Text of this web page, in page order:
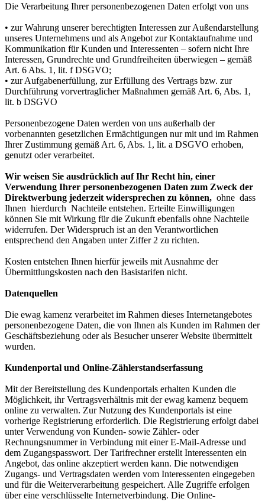
Die Verarbeitung Ihrer personenbezogenen Daten erfolgt von uns
• zur Wahrung unserer berechtigten Interessen zur Außendarstellung
unseres Unternehmens und als Angebot zur Kontaktaufnahme und
Kommunikation für Kunden und Interessenten – sofern nicht Ihre
Interessen, Grundrechte und Grundfreiheiten überwiegen – gemäß
Art. 6 Abs. 1, lit. f DSGVO;
• zur Aufgabenerfüllung, zur Erfüllung des Vertrags bzw. zur
Durchführung vorvertraglicher Maßnahmen gemäß Art. 6, Abs. 1,
lit. b DSGVO
Personenbezogene Daten werden von uns außerhalb der
vorbenannten gesetzlichen Ermächtigungen nur mit und im Rahmen
Ihrer Zustimmung gemäß Art. 6, Abs. 1, lit. a DSGVO erhoben,
genutzt oder verarbeitet.
Wir weisen Sie ausdrücklich auf Ihr Recht hin, einer
Verwendung Ihrer personenbezogenen Daten zum Zweck der
Direktwerbung jederzeit widersprechen zu können, ohne dass
Ihnen hierdurch Nachteile entstehen. Erteilte Einwilligungen
können Sie mit Wirkung für die Zukunft ebenfalls ohne Nachteile
widerrufen. Der Widerspruch ist an den Verantwortlichen
entsprechend den Angaben unter Ziffer 2 zu richten.
Kosten entstehen Ihnen hierfür jeweils mit Ausnahme der
Übermittlungskosten nach den Basistarifen nicht.
Datenquellen
Die ewag kamenz verarbeitet im Rahmen dieses Internetangebotes
personenbezogene Daten, die von Ihnen als Kunden im Rahmen der
Geschäftsbeziehung oder als Besucher unserer Website übermittelt
wurden.
Kundenportal und Online-Zählerstandserfassung
Mit der Bereitstellung des Kundenportals erhalten Kunden die
Möglichkeit, ihr Vertragsverhältnis mit der ewag kamenz bequem
online zu verwalten. Zur Nutzung des Kundenportals ist eine
vorherige Registrierung erforderlich. Die Registrierung erfolgt dabei
unter Verwendung von Kunden- sowie Zähler- oder
Rechnungsnummer in Verbindung mit einer E-Mail-Adresse und
dem Zugangspasswort. Der Tarifrechner erstellt Interessenten ein
Angebot, das online akzeptiert werden kann. Die notwendigen
Zugangs- und Vertragsdaten werden vom Interessenten eingegeben
und für die Weiterverarbeitung gespeichert. Alle Zugriffe erfolgen
über eine verschlüsselte Internetverbindung. Die Online-